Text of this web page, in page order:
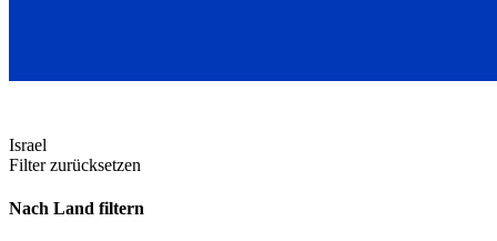
Israel
Filter zurücksetzen
Nach Land filtern